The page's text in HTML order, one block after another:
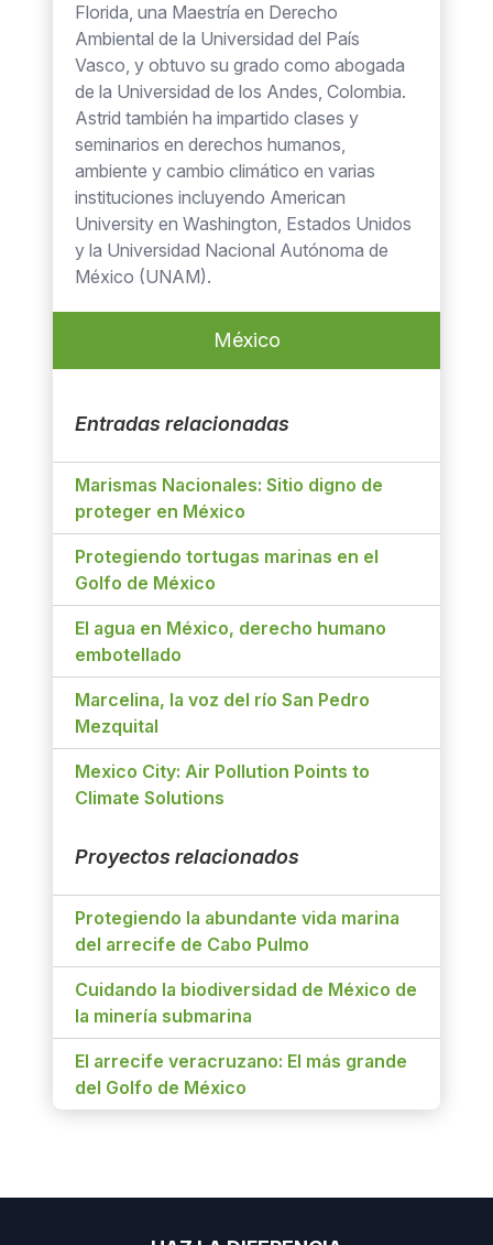
Florida, una Maestría en Derecho
Ambiental de la Universidad del País
Vasco, y obtuvo su grado como abogada
de la Universidad de los Andes, Colombia.
Astrid también ha impartido clases y
seminarios en derechos humanos,
ambiente y cambio climático en varias
instituciones incluyendo American
University en Washington, Estados Unidos
y la Universidad Nacional Autónoma de
México (UNAM).
México
Entradas relacionadas
Marismas Nacionales: Sitio digno de
proteger en México
Protegiendo tortugas marinas en el
Golfo de México
El agua en México, derecho humano
embotellado
Marcelina, la voz del río San Pedro
Mezquital
Mexico City: Air Pollution Points to
Climate Solutions
Proyectos relacionados
Protegiendo la abundante vida marina
del arrecife de Cabo Pulmo
Cuidando la biodiversidad de México de
la minería submarina
El arrecife veracruzano: El más grande
del Golfo de México